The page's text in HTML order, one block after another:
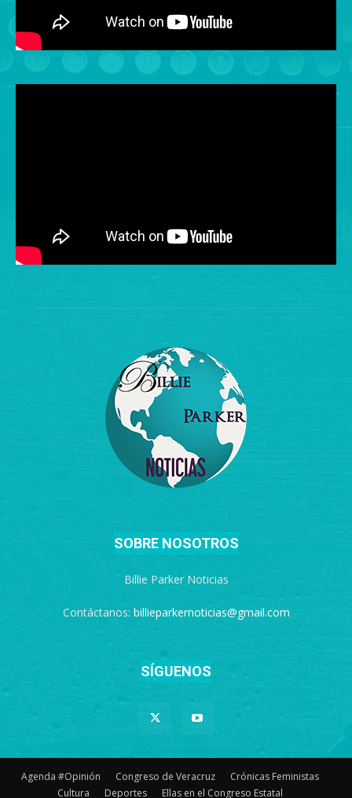
SOBRE NOSOTROS
Billie Parker Noticias
Contáctanos: billieparkernoticias@gmail.com
SÍGUENOS
Agenda #Opinión Congreso de Veracruz
Crónicas Feministas
Cultura
Deportes Ellas en el Congreso Estatal